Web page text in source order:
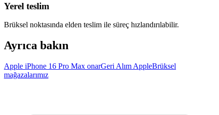
Yerel teslim
Brüksel noktasında elden teslim ile süreç hızlandırılabilir.
Ayrıca bakın
Apple iPhone 16 Pro Max onarGeri Alım AppleBrüksel
mağazalarımız